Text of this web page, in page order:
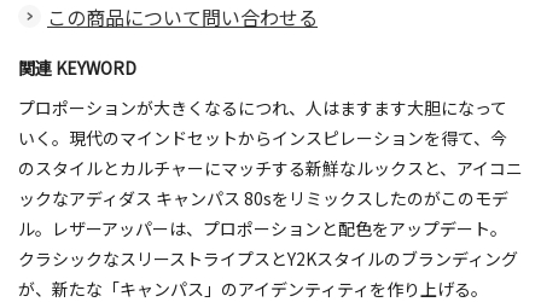
この商品について問い合わせる
関連 KEYWORD
プロポーションが大きくなるにつれ、人はますます大胆になって
いく。現代のマインドセットからインスピレーションを得て、今
のスタイルとカルチャーにマッチする新鮮なルックスと、アイコニ
ックなアディダス キャンパス 80sをリミックスしたのがこのモデ
ル。レザーアッパーは、プロポーションと配色をアップデート。
クラシックなスリーストライプスとY2Kスタイルのブランディング
が、新たな「キャンパス」のアイデンティティを作り上げる。